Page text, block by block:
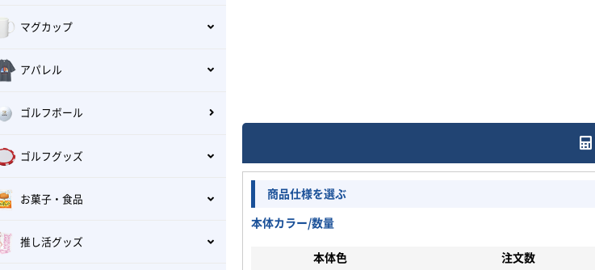
商品仕様を選ぶ
本体カラー/数量
本体色 注文数
マグカップ
アパレル
ゴルフボール
ゴルフグッズ
お菓子・食品
推し活グッズ